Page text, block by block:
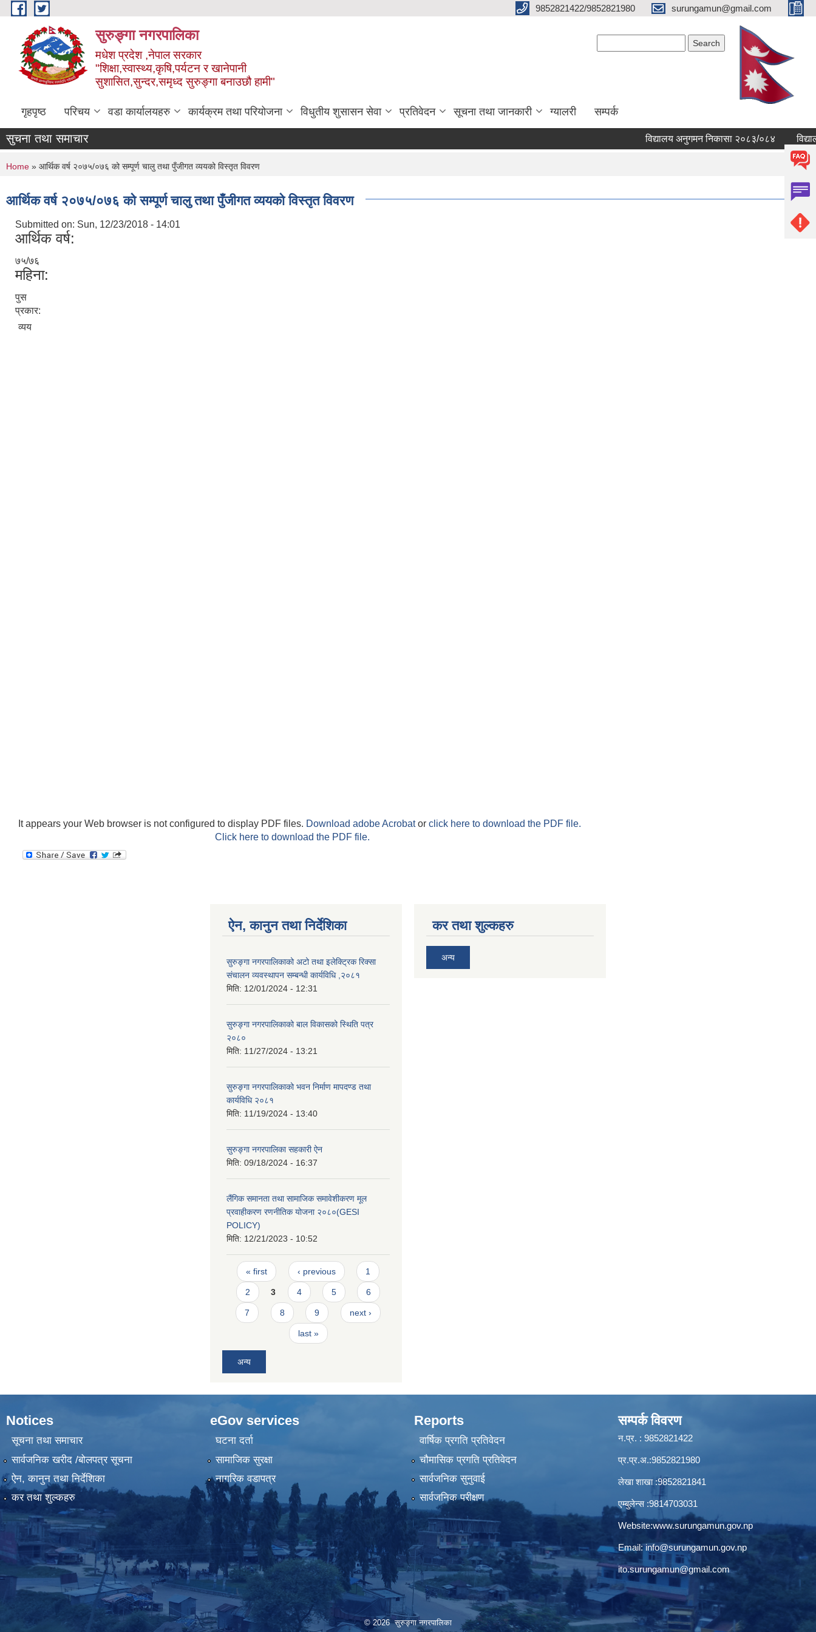
Skip to main content 9852821422/9852821980 surungamun@gmail.com
सुरुङ्‍गा नगरपालिका
मधेश प्रदेश ,नेपाल सरकार
"शिक्षा,स्वास्थ्य,कृषि,पर्यटन र खानेपानी
सुशासित,सुन्दर,समृध्द सुरुङ्गा बनाउछौ हामी"
गृहपृष्ठ परिचय वडा कार्यालयहरु कार्यक्रम तथा परियोजना विधुतीय शुसासन सेवा प्रतिवेदन सूचना तथा जानकारी ग्यालरी सम्पर्क
सुचना तथा समाचार विद्यालय अनुगमन निकासा २०८३/०८४
You are here
Home » आर्थिक वर्ष २०७५/०७६ को सम्पूर्ण चालु तथा पुँजीगत व्ययको विस्तृत विवरण
आर्थिक वर्ष २०७५/०७६ को सम्पूर्ण चालु तथा पुँजीगत व्ययको विस्तृत विवरण
Submitted on: Sun, 12/23/2018 - 14:01
आर्थिक वर्ष:
७५/७६
महिना:
पुस
प्रकार:
व्यय
It appears your Web browser is not configured to display PDF files. Download adobe Acrobator click here to download the PDF file.
Click here to download the PDF file.
ऐन, कानुन तथा निर्देशिका
सुरुङ्गा नगरपालिकाको अटो तथा इलेक्ट्रिक रिक्सा
संचालन व्यवस्थापन सम्बन्धी कार्यविधि ,२०८१
मिति: 12/01/2024 - 12:31
सुरुङ्गा नगरपालिकाको बाल विकासको स्थिति पत्र
२०८०
मिति: 11/27/2024 - 13:21
सुरुङ्गा नगरपालिकाको भवन निर्माण मापदण्ड तथा
कार्यविधि २०८१
मिति: 11/19/2024 - 13:40
सुरुङ्गा नगरपालिका सहकारी ऐन
मिति: 09/18/2024 - 16:37
लैंगिक समानता तथा सामाजिक समावेशीकरण मूल
प्रवाहीकरण रणनीतिक योजना २०८०(GESI
POLICY)
मिति: 12/21/2023 - 10:52
Pages
« first ‹ previous 1
2 3 4 5 6
7 8 9 next ›
last »
अन्य
कर तथा शुल्कहरु
अन्य
Notices
सूचना तथा समाचार
सार्वजनिक खरीद /बोलपत्र सूचना
ऐन, कानुन तथा निर्देशिका
कर तथा शुल्कहरु
eGov services
घटना दर्ता
सामाजिक सुरक्षा
नागरिक वडापत्र
Reports
वार्षिक प्रगति प्रतिवेदन
चौमासिक प्रगति प्रतिवेदन
सार्वजनिक सुनुवाई
सार्वजनिक परीक्षण
सम्पर्क विवरण
न.प्र. : 9852821422
प्र.प्र.अ.:9852821980
लेखा शाखा :9852821841
एम्बुलेन्स :9814703031
Website:www.surungamun.gov.np
Email:info@surungamun.gov.np
ito.surungamun@gmail.com
© 2026 सुरुङ्‍गा नगरपालिका